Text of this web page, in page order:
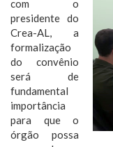
com o
presidente do
Crea-AL, a
formalização
do convênio
será de
fundamental
importância
para que o
órgão possa